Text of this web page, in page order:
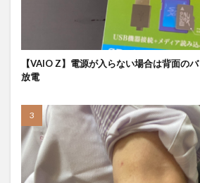
【VAIO Z】電源が入らない場合は背面の
放電